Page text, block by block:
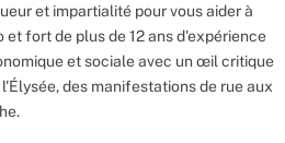
et impartialité pour vous aider à
fort de plus de 12 ans d'expérience
et sociale avec un œil critique
des manifestations de rue aux